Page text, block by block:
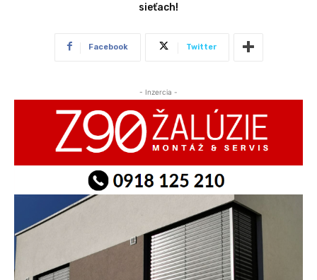
sieťach!
Facebook Twitter
- Inzercia -